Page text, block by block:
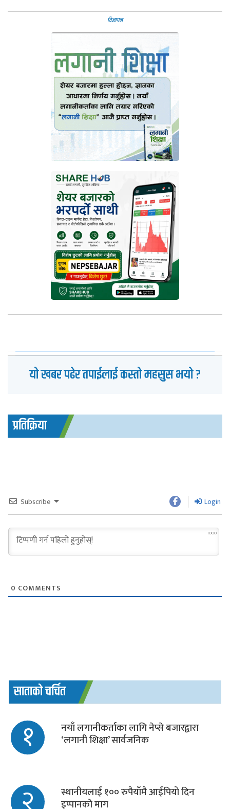
यो खबर पढेर तपाईलाई कस्तो महसुस भयो ?
प्रतिक्रिया
Subscribe Login
1000
0 COMMENTS
साताको चर्चित
१ नयाँ लगानीकर्ताका लागि नेप्से बजारद्वारा
‘लगानी शिक्षा’ सार्वजनिक
स्थानीयलाई १०० रुपैयाँमै आईपियो दिन
इप्पानको माग